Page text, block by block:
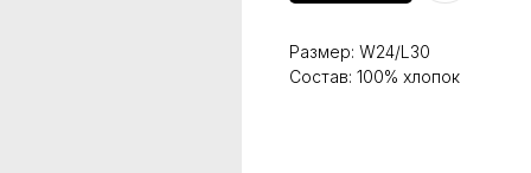
Размер: W24/L30
Состав: 100% хлопок